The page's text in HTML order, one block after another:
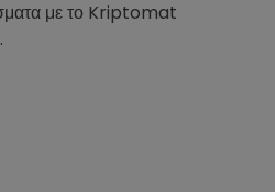
με το Kriptomat